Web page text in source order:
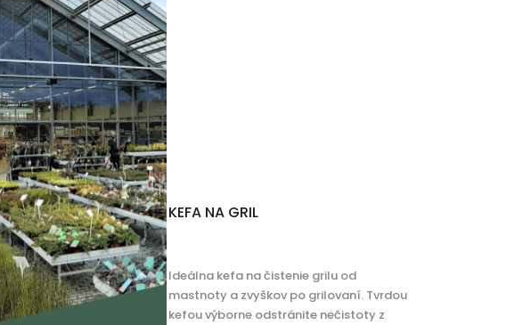
KEFA NA GRIL
Ideálna kefa na čistenie grilu od
mastnoty a zvyškov po grilovaní. Tvrdou
kefou výborne odstránite nečistoty z